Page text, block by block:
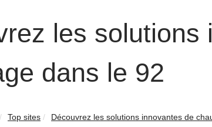
les solutions
dans le 92
Top sites Découvrez les solutions innovantes de